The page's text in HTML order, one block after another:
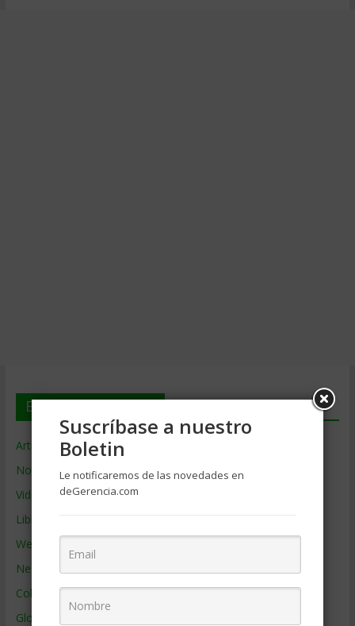
En deGerencia.com
Artículos de Gerencia
Noticias de Gerencia
Videos de Gerencia
Libros de Gerencia
Webs de Gerencia
Negocios por País
Colaboradores de Gerencia
Glosario
Suscríbase a nuestro
Boletin
Le notificaremos de las novedades en
deGerencia.com